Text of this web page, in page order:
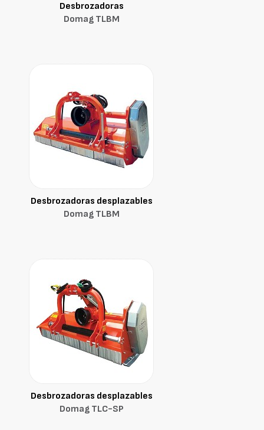
Desbrozadoras
Domag TLBM
Desbrozadoras desplazables
Domag TLBM
Desbrozadoras desplazables
Domag TLC-SP